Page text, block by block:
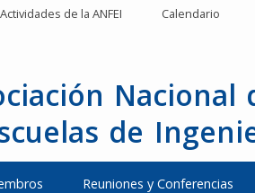
Actividades de la ANFEI Calendario
Nacional
de
Reuniones y Conferencias